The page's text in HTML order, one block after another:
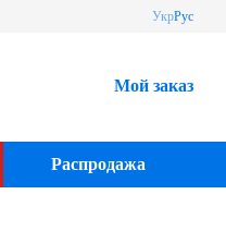
УкрРус
Мой заказ
Распродажа